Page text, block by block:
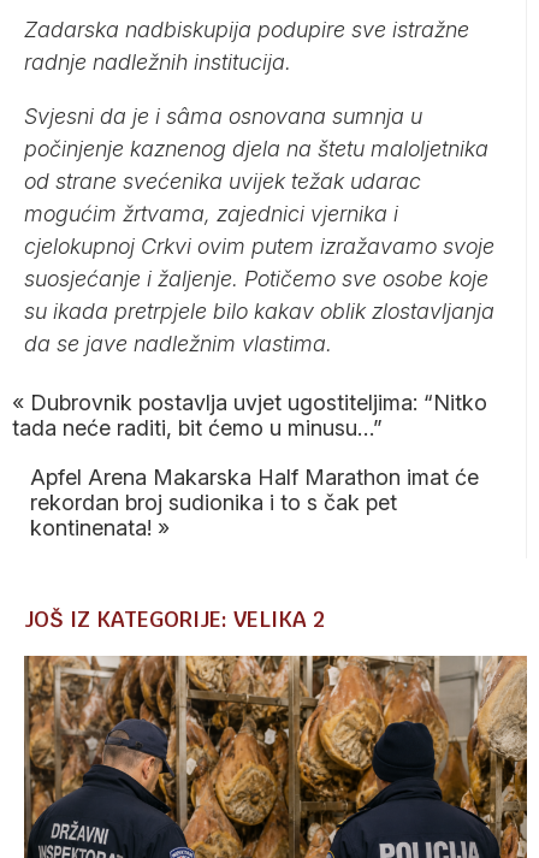
Zadarska nadbiskupija podupire sve istražne
radnje nadležnih institucija.
Svjesni da je i sâma osnovana sumnja u
počinjenje kaznenog djela na štetu maloljetnika
od strane svećenika uvijek težak udarac
mogućim žrtvama, zajednici vjernika i
cjelokupnoj Crkvi ovim putem izražavamo svoje
suosjećanje i žaljenje. Potičemo sve osobe koje
su ikada pretrpjele bilo kakav oblik zlostavljanja
da se jave nadležnim vlastima.
« Dubrovnik postavlja uvjet ugostiteljima: “Nitko
tada neće raditi, bit ćemo u minusu…”
Apfel Arena Makarska Half Marathon imat će
rekordan broj sudionika i to s čak pet
kontinenata! »
JOŠ IZ KATEGORIJE: VELIKA 2